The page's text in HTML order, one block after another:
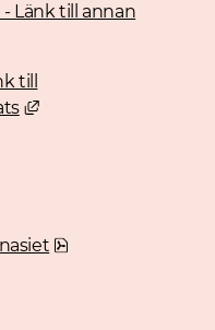
Länk till annan
öppnas i nytt
till
Länk till annan
223.8 kB, öppnas i nytt